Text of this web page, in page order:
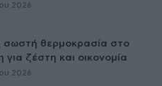
2026
σωστή θερμοκρασία στο
ζέστη και οικονομία
2026